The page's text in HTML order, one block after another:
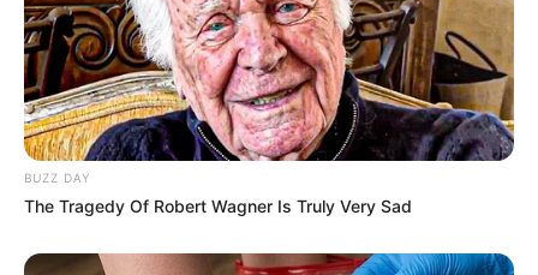
AAYDA Suraxanı sakinlərinin
MÜRACİƏTİNİ EŞİTMİR -Uşaqlarımız
yenə palçıq içində məktəbə gedəcək?
101 0 0
BUZZ DAY
The Tragedy Of Robert Wagner Is Truly Very Sad